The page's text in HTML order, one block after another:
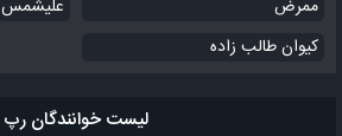
ممرض
علیشمس
کیوان طالب زاده
لیست خوانندگان رپ